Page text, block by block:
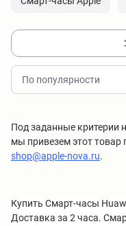
По популярности
Под заданные критерии
мы привезем этот товар
shop@apple-nova.ru.
Купить Смарт-часы
Доставка за 2 часа.